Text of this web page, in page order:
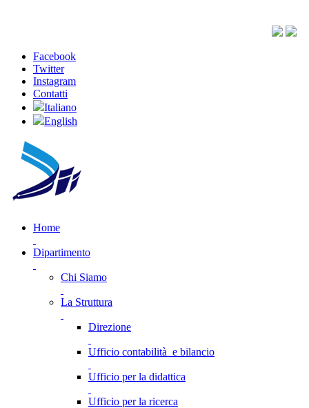
Facebook
Twitter
Instagram
Contatti
Italiano
English
Home
Dipartimento
Chi Siamo
La Struttura
Direzione
Ufficio contabilità e bilancio
Ufficio per la didattica
Ufficio per la ricerca